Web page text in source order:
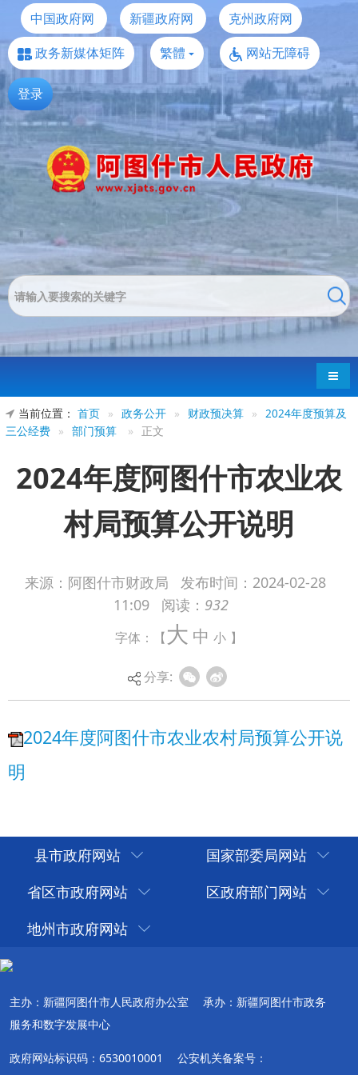
中国政府网 新疆政府网
克州政府网
政务新媒体矩阵
繁體 网站无障碍
登录
导航
当前位置： 首页 » 政务公开 » 财政预决算 »
2024年度预算及
三公经费 » 部门预算 » 正文
2024年度阿图什市农业农
村局预算公开说明
来源：阿图什市财政局 发布时间： 2024-02-28
11:09
阅读： 932
字体：【大 中 小 】
分享:
2024年度阿图什市农业农村局预算公开说
县市政府网站
国家部委局网站
省区市政府网站
区政府部门网站
地州市政府网站
主办：新疆阿图什市人民政府办公室
承办：新疆阿图什市政务
服务和数字发展中心
政府网站标识码：6530010001
公安机关备案号：